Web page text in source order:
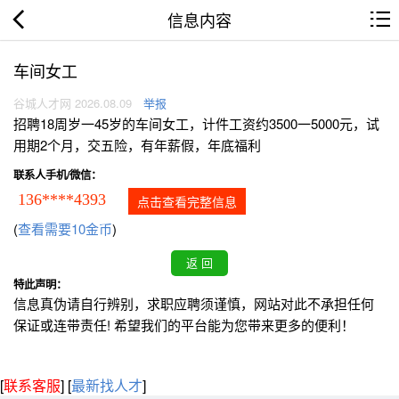
信息内容
车间女工
谷城人才网 2026.08.09 举报
招聘18周岁一45岁的车间女工，计件工资约3500一5000元，试
用期2个月，交五险，有年薪假，年底福利
联系人手机/微信：
136****4393 点击查看完整信息
(查看需要10金币)
特此声明：
信息真伪请自行辨别，求职应聘须谨慎，网站对此不承担任何
保证或连带责任! 希望我们的平台能为您带来更多的便利！
[联系客服] [最新找人才]